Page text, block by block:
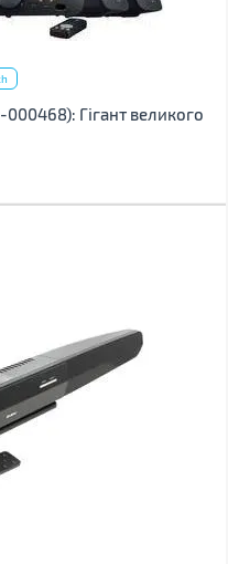
Гігант великого